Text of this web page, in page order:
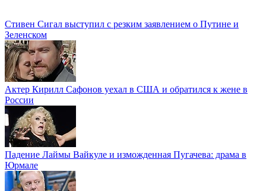
Стивен Сигал выступил с резким заявлением о Путине и
Зеленском
Актер Кирилл Сафонов уехал в США и обратился к жене в
России
Падение Лаймы Вайкуле и изможденная Пугачева: драма в
Юрмале